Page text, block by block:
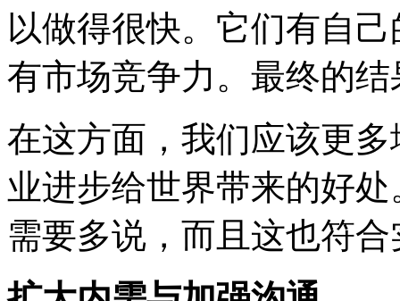
以做得很快。它们有自
有市场竞争力。最终的
在这方面，我们应该更
业进步给世界带来的好
需要多说，而且这也符